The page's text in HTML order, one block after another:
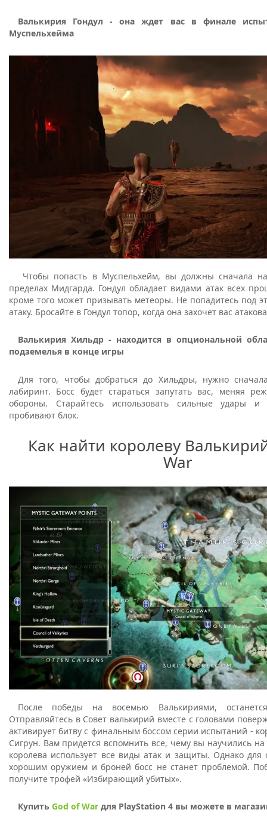
Валькирия Гондул - она ждет вас в финале
Муспельхейма
Чтобы попасть в Муспельхейм, вы должны сначала
пределах Мидгарда. Гондул обладает видами атак всех
кроме того может призывать метеоры. Не попадитесь под
атаку. Бросайте в Гондул топор, когда она захочет вас
Валькирия Хильдр - находится в опциональной
подземелья в конце игры
Для того, чтобы добраться до Хильдры, нужно
лабиринт. Босс будет стараться запутать вас, меняя
обороны. Старайтесь использовать сильные удары
пробивают блок.
Как найти королеву
War
После победы на восемью Валькириями,
Отправляйтесь в Совет валькирий вместе с головами
активирует битву с финальным боссом серии испытаний -
Сигрун. Вам придется вспомнить все, чему вы научились
королева использует все виды атак и защиты. Однако для
хорошим оружием и броней босс не станет проблемой.
получите трофей «Избирающий убитых».
КупитьGod of War для PlayStation 4 вы можете в